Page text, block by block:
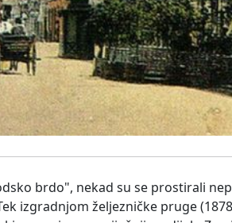
brdo", nekad su se prostirali
izgradnjom željezničke pruge